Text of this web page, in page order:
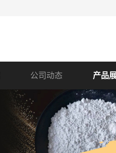
公司动态 产品